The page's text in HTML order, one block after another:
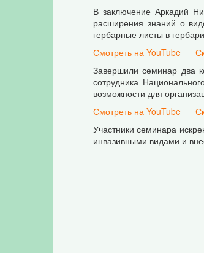
В заключение Аркадий
расширения знаний о
гербарные листы в
Смотреть на YouTube
Завершили семинар два
сотрудника
возможности для
Смотреть на YouTube
Участники семинара
инвазивными видами и